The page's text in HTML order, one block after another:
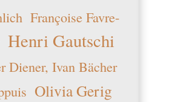
Françoise Favre-
Henri Gautschi
Diener, Ivan Bächer
Olivia Gerig